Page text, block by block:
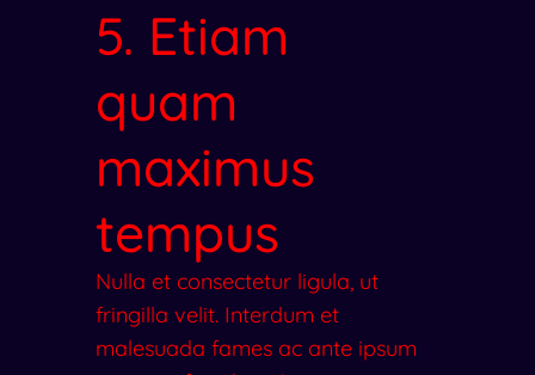
5. Etiam
quam
maximus
tempus
Nulla et consectetur ligula, ut
fringilla velit. Interdum et
malesuada fames ac ante ipsum